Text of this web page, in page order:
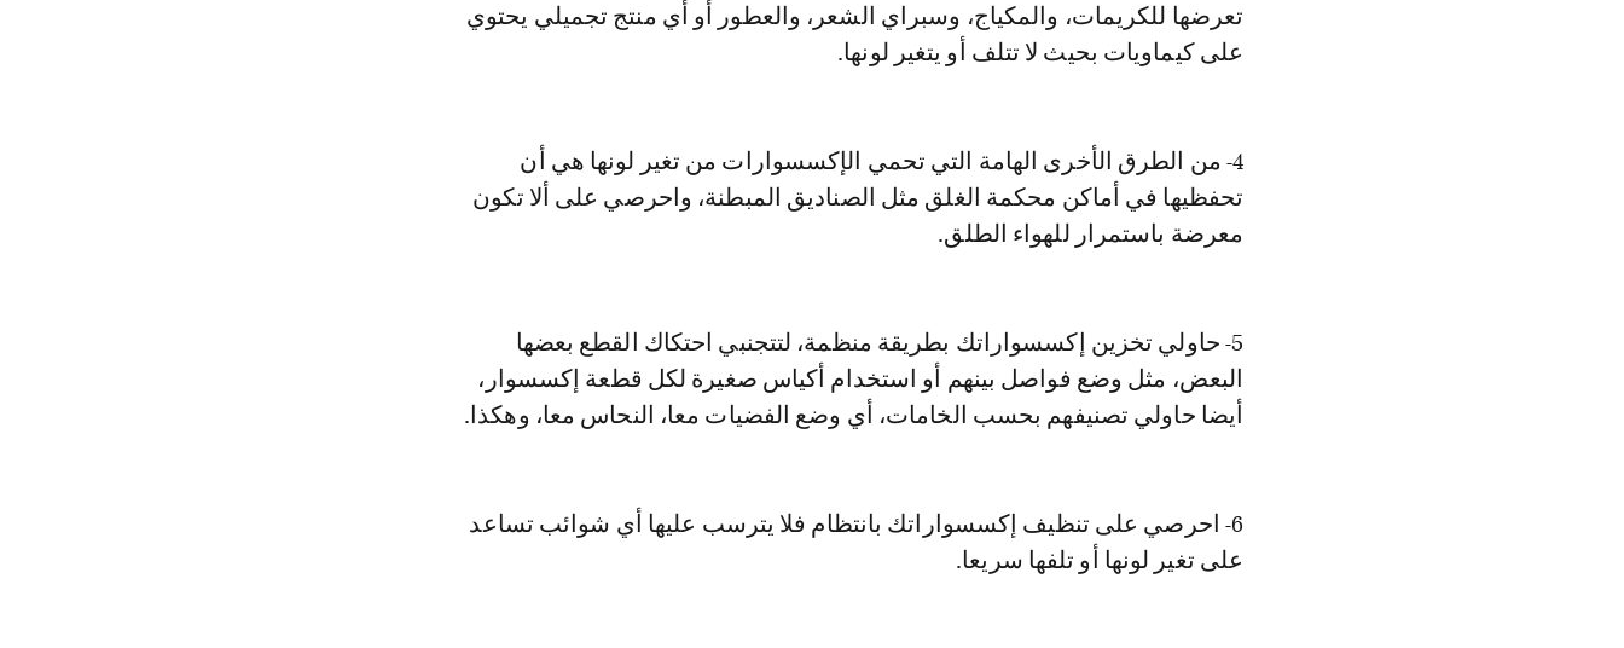
تعرضها للكريمات، والمكياج، وسبراي الشعر، والعطور أو أي منتج تجميلي يحتوي
على كيماويات بحيث لا تتلف أو يتغير لونها.
4- من الطرق الأخرى الهامة التي تحمي الإكسسوارات من تغير لونها هي أن
تحفظيها في أماكن محكمة الغلق مثل الصناديق المبطنة، واحرصي على ألا تكون
معرضة باستمرار للهواء الطلق.
5- حاولي تخزين إكسسواراتك بطريقة منظمة، لتتجنبي احتكاك القطع بعضها
البعض، مثل وضع فواصل بينهم أو استخدام أكياس صغيرة لكل قطعة إكسسوار،
أيضا حاولي تصنيفهم بحسب الخامات، أي وضع الفضيات معا، النحاس معا، وهكذا.
6- احرصي على تنظيف إكسسواراتك بانتظام فلا يترسب عليها أي شوائب تساعد
على تغير لونها أو تلفها سريعا.